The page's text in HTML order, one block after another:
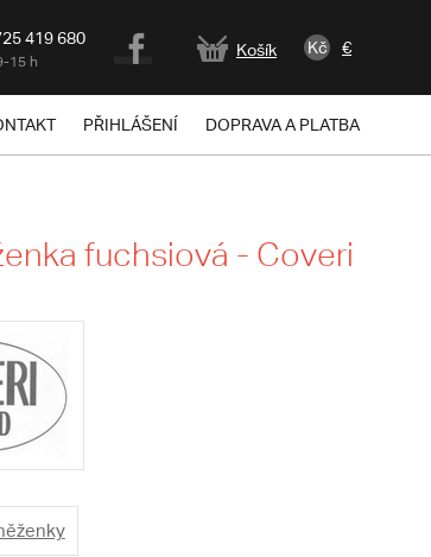
419 680
15 h
Košík Kč €
PŘIHLÁŠENÍ DOPRAVA A PLATBA
fuchsiová - Coveri